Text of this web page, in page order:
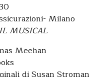
Milano
MUSICAL
Meehan